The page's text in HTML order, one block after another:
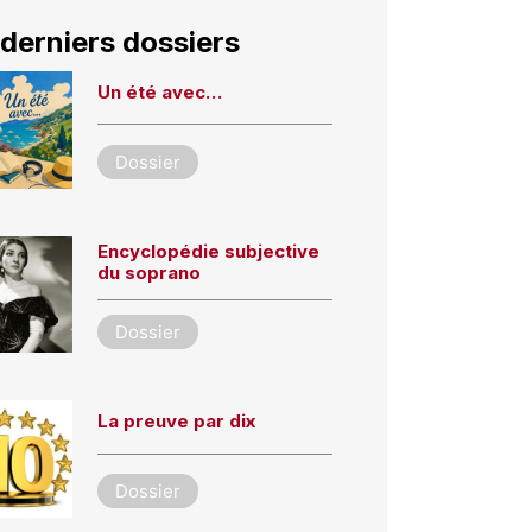
dossiers
Un été avec…
Dossier
Encyclopédie subjective
du soprano
Dossier
La preuve par dix
Dossier